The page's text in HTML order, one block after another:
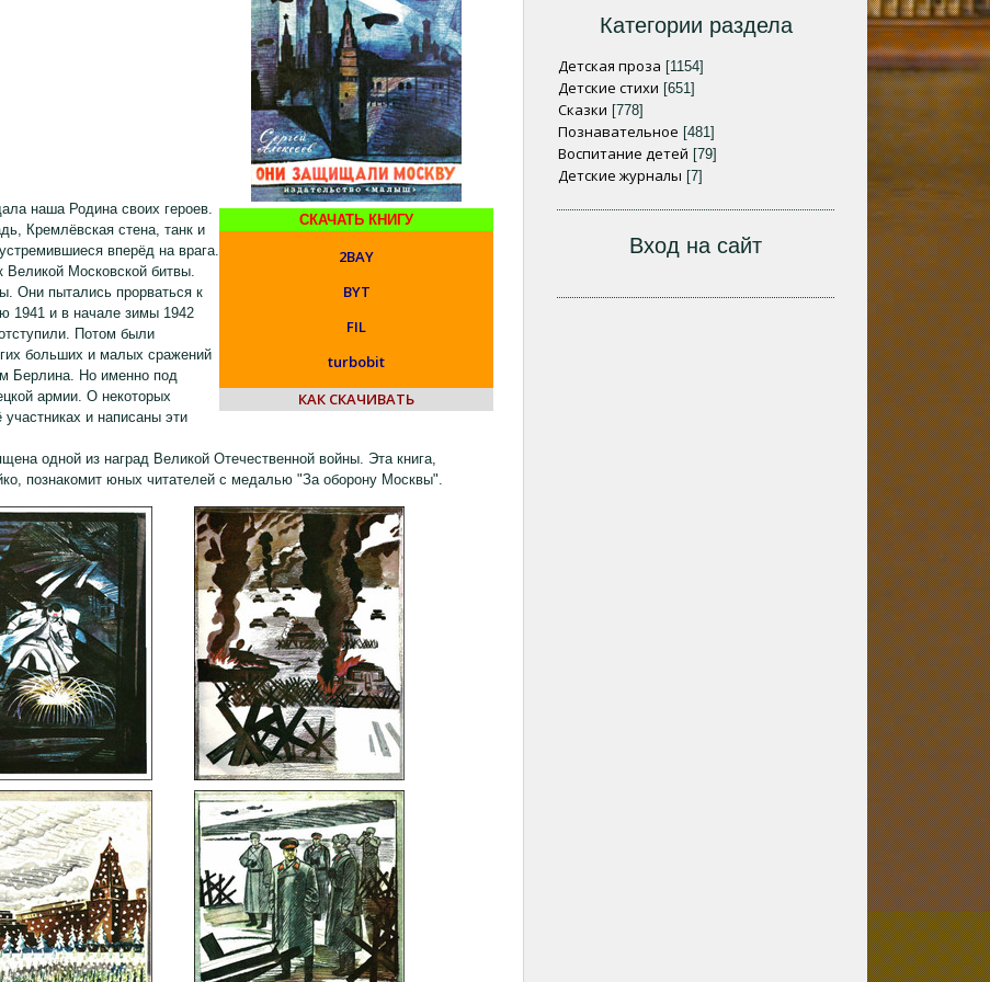
СКАЧАТЬ КНИГУ
2BAY
BYT
FIL
turbobit
КАК СКАЧИВАТЬ
наша Родина своих героев.
Кремлёвская стена, танк и
вперёд на врага.
Великой Московской битвы.
Они пытались прорваться к
1941 и в начале зимы 1942
Потом были
больших и малых сражений
Берлина. Но именно под
армии. О некоторых
и написаны эти
одной из наград Великой Отечественной войны. Эта книга,
познакомит юных читателей с медалью "За оборону Москвы".
Категории раздела
Детская проза [1154]
Детские стихи [651]
Сказки [778]
Познавательное [481]
Воспитание детей [79]
Детские журналы [7]
Вход на сайт